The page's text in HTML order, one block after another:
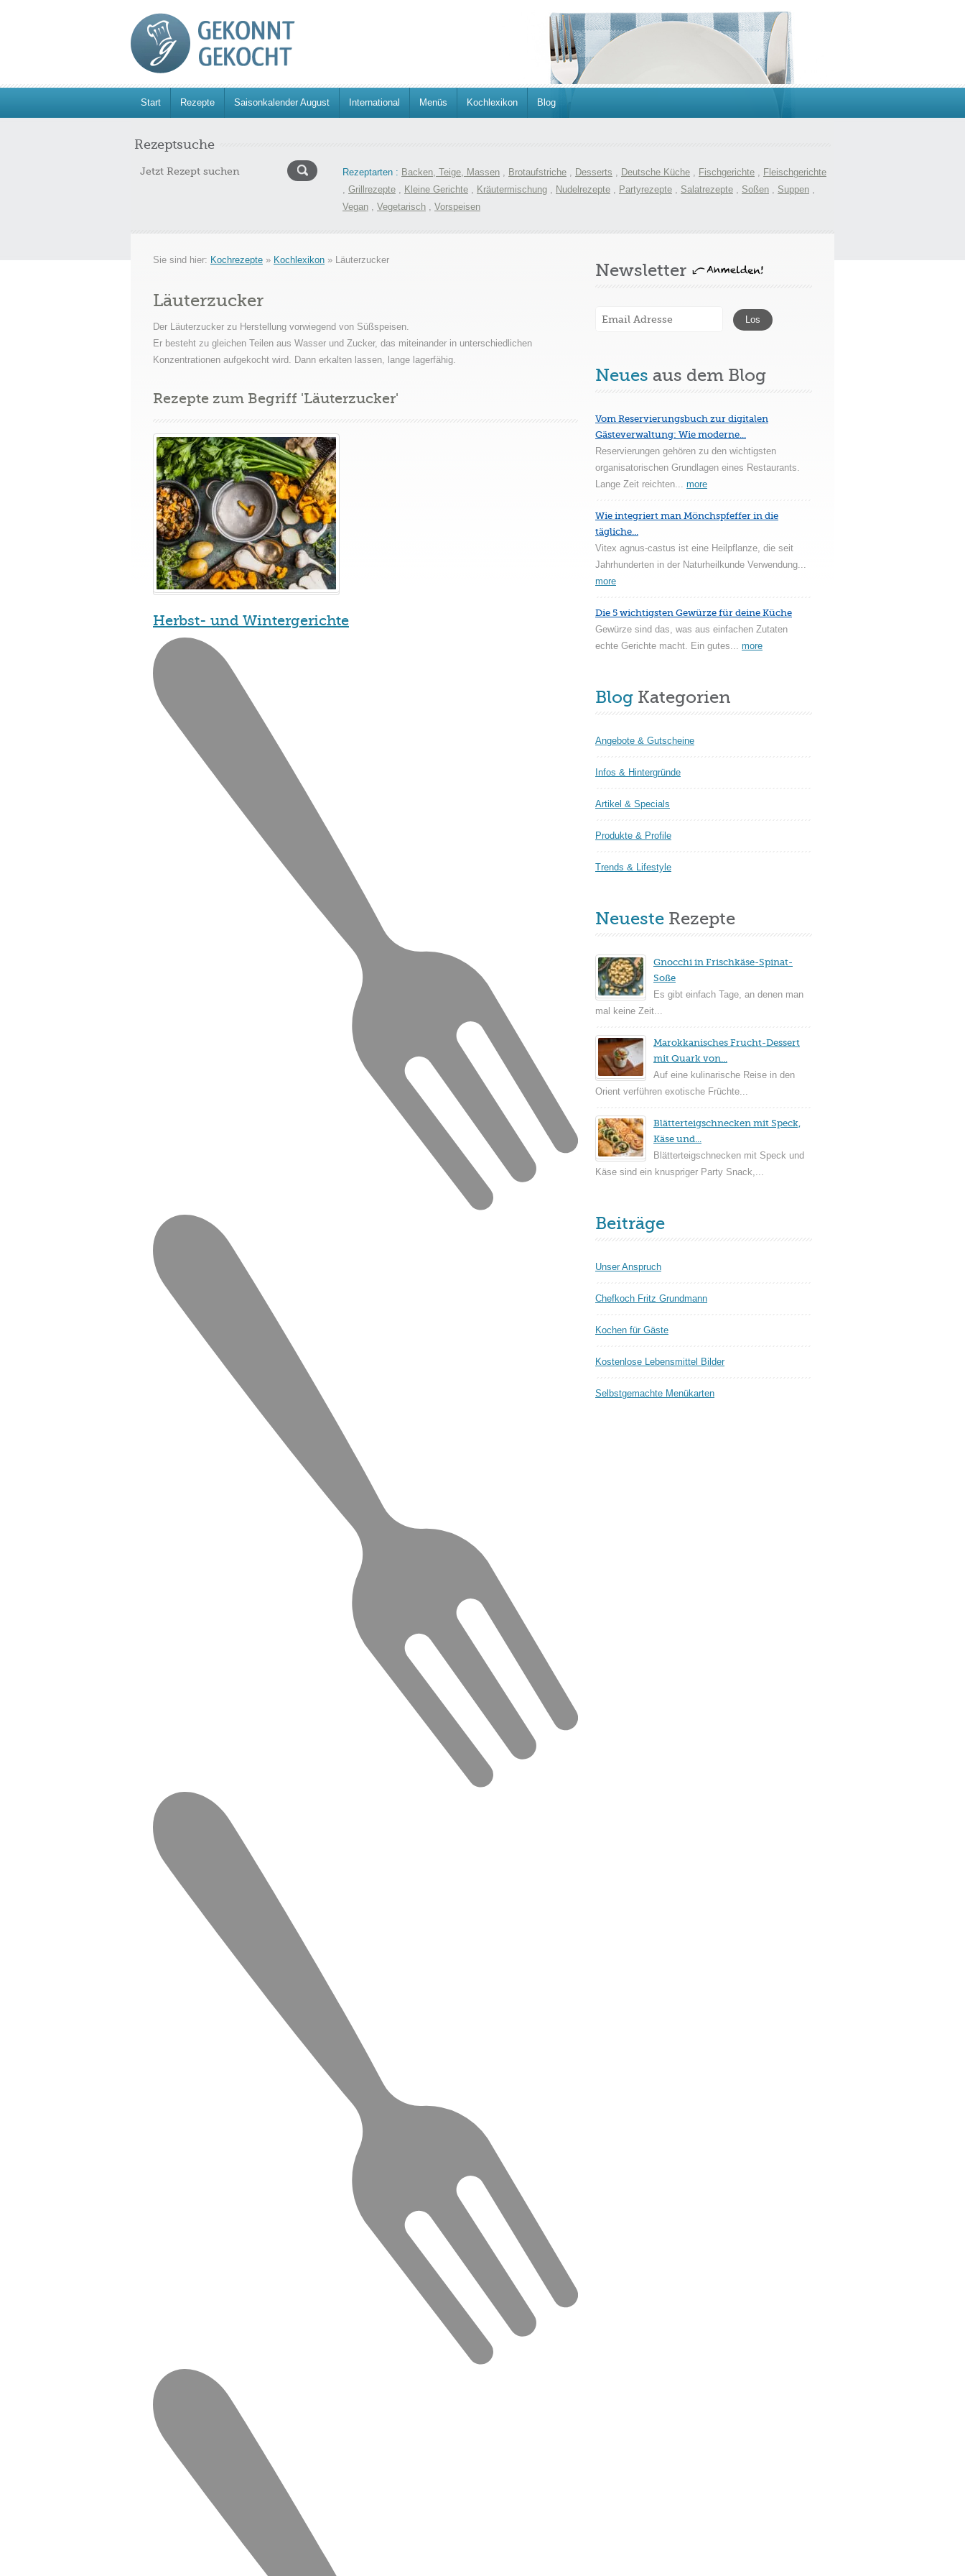
Start Rezepte Saisonkalender August International Menüs Kochlexikon Blog
Rezeptsuche
Rezeptarten : Backen, Teige, Massen , Brotaufstriche , Desserts , Deutsche Küche , Fischgerichte , Fleischgerichte
, Grillrezepte , Kleine Gerichte , Kräutermischung , Nudelrezepte , Partyrezepte , Salatrezepte , Soßen , Suppen ,
Vegan , Vegetarisch , Vorspeisen
Sie sind hier: Kochrezepte » Kochlexikon » Läuterzucker
Läuterzucker
Der Läuterzucker zu Herstellung vorwiegend von Süßspeisen.
Er besteht zu gleichen Teilen aus Wasser und Zucker, das miteinander in unterschiedlichen
Konzentrationen aufgekocht wird. Dann erkalten lassen, lange lagerfähig.
Rezepte zum Begriff 'Läuterzucker'
Herbst- und Wintergerichte
Newsletter
Neues aus dem Blog
Vom Reservierungsbuch zur digitalen
Gästeverwaltung: Wie moderne...
Reservierungen gehören zu den wichtigsten
organisatorischen Grundlagen eines Restaurants.
Lange Zeit reichten... more
Wie integriert man Mönchspfeffer in die
tägliche...
Vitex agnus-castus ist eine Heilpflanze, die seit
Jahrhunderten in der Naturheilkunde Verwendung...
more
Die 5 wichtigsten Gewürze für deine Küche
Gewürze sind das, was aus einfachen Zutaten
echte Gerichte macht. Ein gutes... more
Blog Kategorien
Angebote & Gutscheine
Infos & Hintergründe
Artikel & Specials
Produkte & Profile
Trends & Lifestyle
Neueste Rezepte
Gnocchi in Frischkäse-Spinat-
Soße
Es gibt einfach Tage, an denen man
mal keine Zeit...
Marokkanisches Frucht-Dessert
mit Quark von...
Auf eine kulinarische Reise in den
Orient verführen exotische Früchte...
Blätterteigschnecken mit Speck,
Käse und...
Blätterteigschnecken mit Speck und
Käse sind ein knuspriger Party Snack,...
Beiträge
Unser Anspruch
Chefkoch Fritz Grundmann
Kochen für Gäste
Kostenlose Lebensmittel Bilder
Selbstgemachte Menükarten